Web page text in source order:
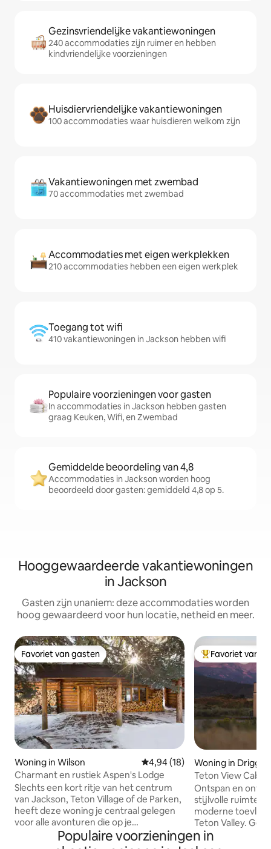
Gezinsvriendelijke vakantiewoningen
240 accommodaties zijn ruimer en hebben
kindvriendelijke voorzieningen
Huisdiervriendelijke vakantiewoningen
100 accommodaties waar huisdieren welkom zijn
Vakantiewoningen met zwembad
70 accommodaties met zwembad
Accommodaties met eigen werkplekken
210 accommodaties hebben een eigen werkplek
Toegang tot wifi
410 vakantiewoningen in Jackson hebben wifi
Populaire voorzieningen voor gasten
In accommodaties in Jackson hebben gasten
graag Keuken, Wifi, en Zwembad
Gemiddelde beoordeling van 4,8
Accommodaties in Jackson worden hoog
beoordeeld door gasten: gemiddeld 4,8 op 5.
Hooggewaardeerde vakantiewoningen
in Jackson
Gasten zijn unaniem: deze accommodaties worden
hoog gewaardeerd voor hun locatie, netheid en meer.
Favoriet van gasten
Favoriet van gasten
Woning in Wilson Gemiddelde beoordeling van
4,94 (18)
Charmant en rustiek Aspen's Lodge
Slechts een kort ritje van het centrum
van Jackson, Teton Village of de Parken,
heeft deze woning je centraal gelegen
voor alle avonturen die op je
vakantieagenda staan. Deze historische
blokhut biedt bescheiden comfort met
Topfavoriet van
Favoriet van
Woning in Driggs
Teton View Cabin: Nieuwbouw +
Design
Ontspan en
stijlvolle ruimte.
moderne
Teton Valley.
met vrij uitzicht op
je eigen avontuur
Populaire voorzieningen in